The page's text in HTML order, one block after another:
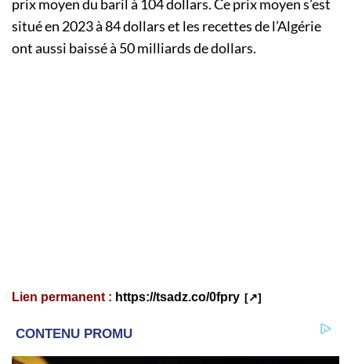
prix moyen du baril à 104 dollars. Ce prix moyen s’est
situé en 2023 à 84 dollars et les recettes de l’Algérie
ont aussi baissé à 50 milliards de dollars.
Lien permanent : https://tsadz.co/0fpry